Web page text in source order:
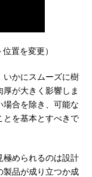
置を変更）
かにスムーズに樹
が大きく影響しま
合を除き、可能な
とを基本とすべきで
められるのは設計
製品が成り立つか成